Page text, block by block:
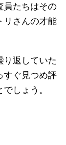
員たちはその
リさんの才能
り返していた
すぐ見つめ評
しょう。